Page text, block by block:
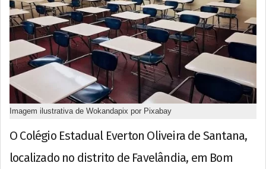
Imagem ilustrativa de Wokandapix por Pixabay
O Colégio Estadual Everton Oliveira de Santana,
localizado no distrito de Favelândia, em Bom